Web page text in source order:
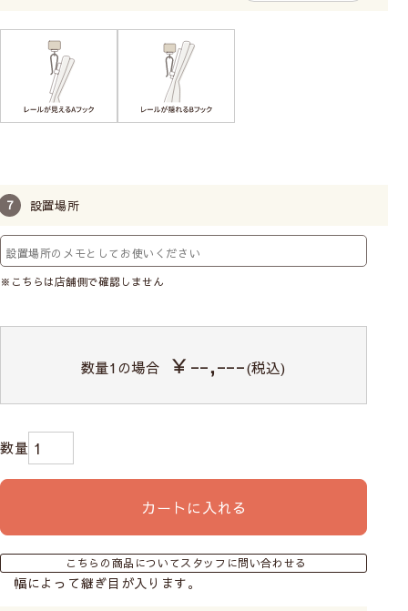
設置場所
※こちらは店舗側で確認しません
数量1の場合 ￥--,---(税込)
カートに入れる
こちらの商品についてスタッフに問い合わせる
幅によって継ぎ目が入ります。